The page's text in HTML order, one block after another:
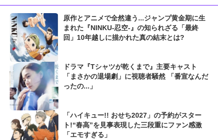
原作とアニメで全然違う...ジャンプ黄金期に生
まれた『NINKU-忍空-』の知られざる「最終
回」10年越しに描かれた真の結末とは?
ドラマ『Tシャツが乾くまで』主要キャスト
「まさかの退場劇」に視聴者騒然 「番宣なんだ
ったの...」
「ハイキュー!! おせち2027」の予約がスター
ト!“春高”を見事表現した三段重にファン感激
「エモすぎる」